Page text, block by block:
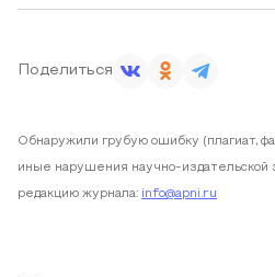
Поделиться
Обнаружили грубую ошибку (плагиат,
иные нарушения научно-издательской
редакцию журнала: info@apni.ru